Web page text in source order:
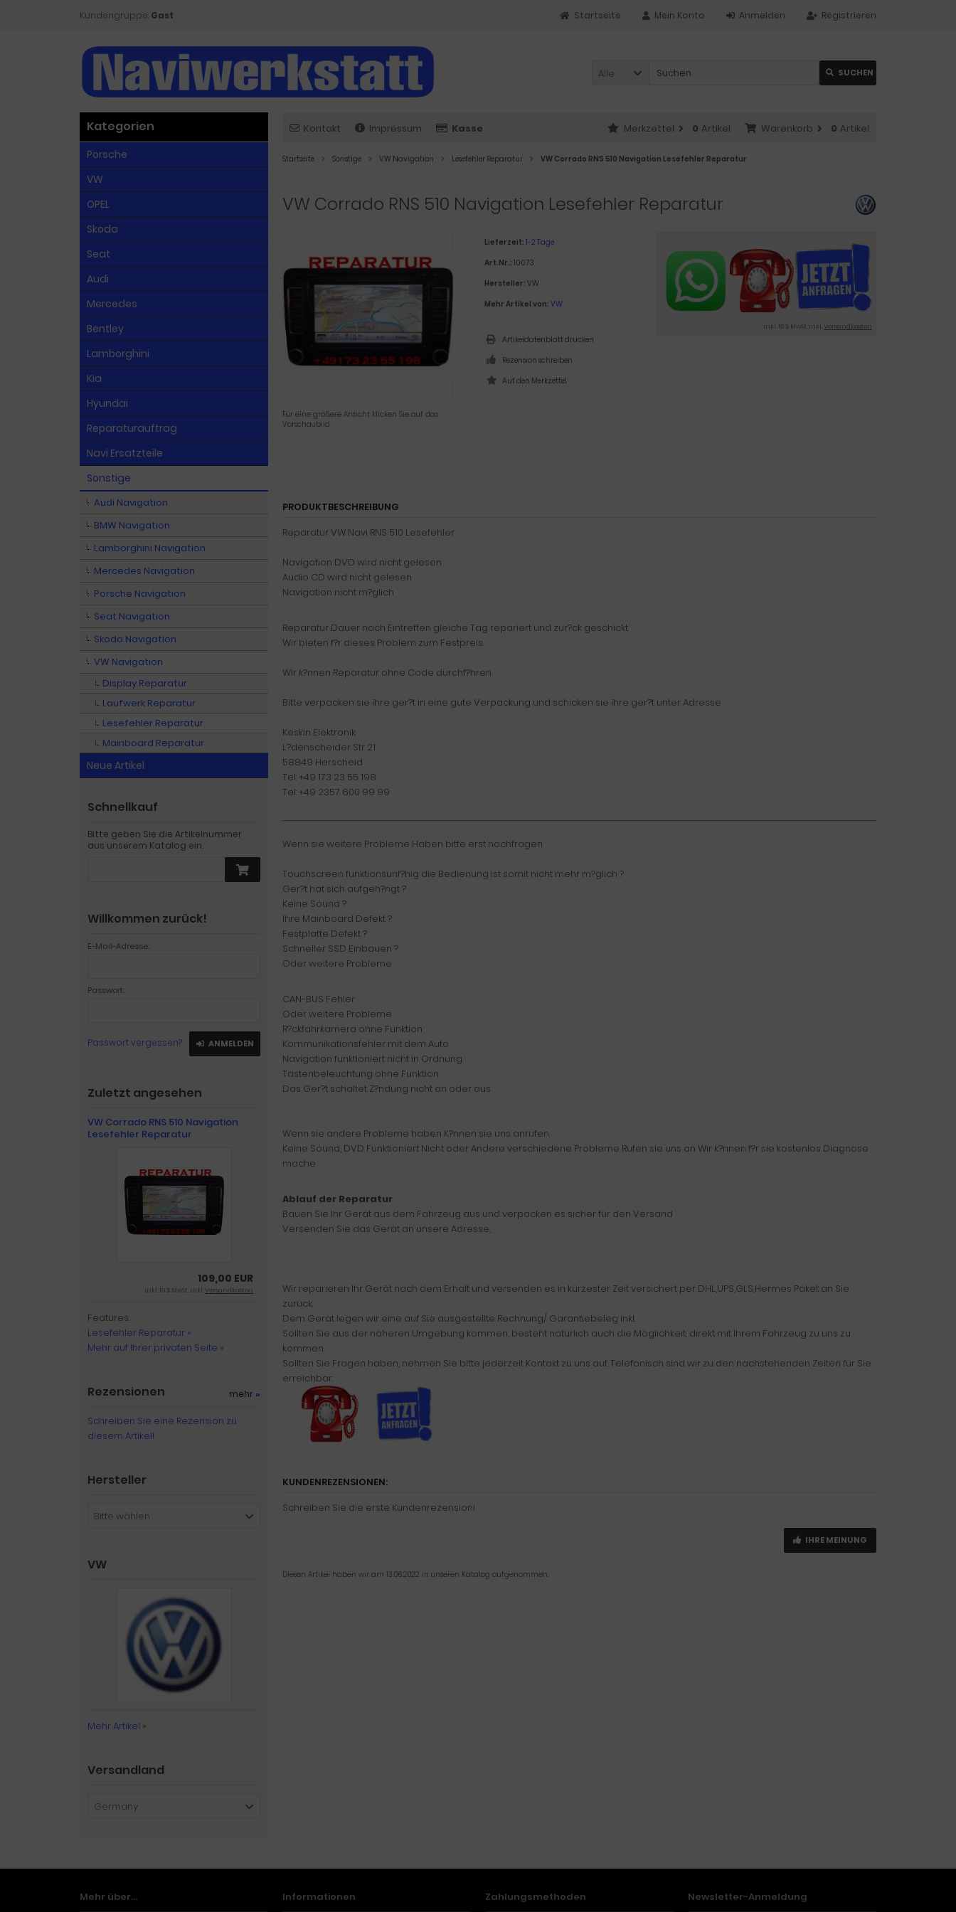
Kundengruppe: Gast Registrieren
Anmelden
Mein Konto
Startseite
Alle SUCHEN
Kontakt Impressum Kasse Warenkorb 0 Artikel
Merkzettel 0 Artikel
Startseite Sonstige VW Navigation Lesefehler Reparatur VW Corrado RNS 510 Navigation Lesefehler Reparatur
VW Corrado RNS 510 Navigation Lesefehler Reparatur
Für eine größere Ansicht klicken Sie auf das
Vorschaubild
inkl. 19 % MwSt. inkl.Versandkosten
Lieferzeit: 1-2 Tage
Art.Nr.: 10073
Hersteller: VW
Mehr Artikel von: VW
Artikeldatenblatt drucken
Rezension schreiben
PRODUKTBESCHREIBUNG
Reparatur VW Navi RNS 510 Lesefehler
Navigation DVD wird nicht gelesen
Audio CD wird nicht gelesen
Navigation nicht m?glich
Reparatur Dauer nach Eintreffen gleiche Tag repariert und zur?ck geschickt.
Wir bieten f?r dieses Problem zum Festpreis.
Wir k?nnen Reparatur ohne Code durchf?hren
Bitte verpacken sie ihre ger?t in eine gute Verpackung und schicken sie ihre ger?t unter Adresse
Keskin Elektronik
L?denscheider Str 21
58849 Herscheid
Tel: +49 173 23 55 198
Tel: +49 2357 600 99 99
Wenn sie weitere Probleme Haben bitte erst nachfragen
Touchscreen funktionsunf?hig die Bedienung ist somit nicht mehr m?glich ?
Ger?t hat sich aufgeh?ngt ?
Keine Sound ?
Ihre Mainboard Defekt ?
Festplatte Defekt ?
Schneller SSD Einbauen ?
Oder weitere Probleme
CAN-BUS Fehler
Oder weitere Probleme
R?ckfahrkamera ohne Funktion
Kommunikationsfehler mit dem Auto
Navigation funktioniert nicht in Ordnung
Tastenbeleuchtung ohne Funktion
Das Ger?t schaltet Z?ndung nicht an oder aus
Wenn sie andere Probleme haben K?nnen sie uns anrufen
Keine Sound, DVD Funktioniert Nicht oder Andere verschiedene Probleme Rufen sie uns an Wir k?nnen f?r sie kostenlos Diagnose
mache
Ablauf der Reparatur
Bauen Sie Ihr Gerät aus dem Fahrzeug aus und verpacken es sicher für den Versand
Versenden Sie das Gerät an unsere Adresse,
Wir reparieren Ihr Gerät nach dem Erhalt und versenden es in kürzester Zeit versichert per DHL,UPS,GLS,Hermes Paket an Sie
zurück.
Dem Gerät legen wir eine auf Sie ausgestellte Rechnung/ Garantiebeleg inkl.
Sollten Sie aus der näheren Umgebung kommen, besteht natürlich auch die Möglichkeit, direkt mit Ihrem Fahrzeug zu uns zu
kommen.
Sollten Sie Fragen haben, nehmen Sie bitte jederzeit Kontakt zu uns auf. Telefonisch sind wir zu den nachstehenden Zeiten für Sie
erreichbar:
KUNDENREZENSIONEN:
Schreiben Sie die erste Kundenrezension!
IHRE MEINUNG
Diesen Artikel haben wir am 13.06.2022 in unseren Katalog aufgenommen.
Kategorien
Porsche
VW
OPEL
Skoda
Seat
Audi
Mercedes
Bentley
Lamborghini
Kia
Hyundai
Reparaturauftrag
Navi Ersatzteile
Sonstige
Audi Navigation
BMW Navigation
Lamborghini Navigation
Mercedes Navigation
Porsche Navigation
Seat Navigation
Skoda Navigation
VW Navigation
Display Reparatur
Laufwerk Reparatur
Lesefehler Reparatur
Mainboard Reparatur
Neue Artikel
Schnellkauf
Bitte geben Sie die Artikelnummer
aus unserem Katalog ein.
Willkommen zurück!
E-Mail-Adresse:
Passwort:
Passwort vergessen? ANMELDEN
Zuletzt angesehen
VW Corrado RNS 510 Navigation
Lesefehler Reparatur
109,00 EUR
inkl. 19 % MwSt. inkl.Versandkosten
Features:
Lesefehler Reparatur »
Mehr auf Ihrer privaten Seite »
Rezensionen mehr »
Schreiben Sie eine Rezension zu
diesem Artikel!
Hersteller
Bitte wählen
VW
Mehr Artikel »
Versandland
Germany
Mehr über... Informationen Zahlungsmethoden Newsletter-Anmeldung